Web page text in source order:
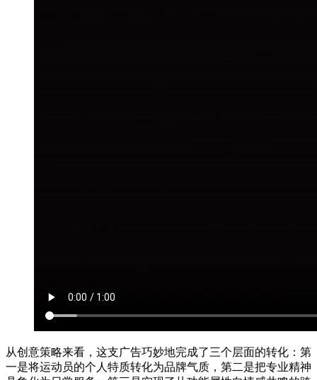
从创意策略来看，这支广告巧妙地完成了三个层面的转化：第
一是将运动员的个人特质转化为品牌气质，第二是把专业精神